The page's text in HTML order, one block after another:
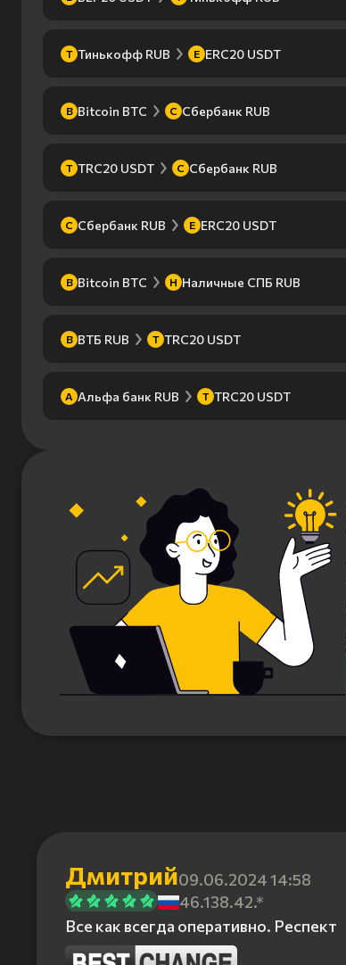
Т Тинькофф RUB E ERC20 USDT
B Bitcoin BTC С Сбербанк RUB
T TRC20 USDT С Сбербанк RUB
С Сбербанк RUB E ERC20 USDT
B Bitcoin BTC Н Наличные СПБ RUB
В ВТБ RUB T TRC20 USDT
А Альфа банк RUB T TRC20 USDT
Дмитрий09.06.2024 14:58
46.138.42.*
Все как всегда оперативно. Респект